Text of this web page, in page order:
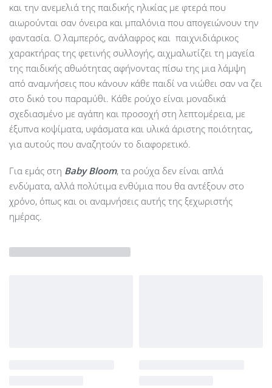
και την ανεμελιά της παιδικής ηλικίας με φτερά που
αιωρούνται σαν όνειρα και μπαλόνια που απογειώνουν την
φαντασία. Ο λαμπερός, ανάλαφρος και παιχνιδιάρικος
χαρακτήρας της φετινής συλλογής, αιχμαλωτίζει τη μαγεία
της παιδικής αθωότητας αφήνοντας πίσω της μια λάμψη
από αναμνήσεις που κάνουν κάθε παιδί να νιώθει σαν να ζει
στο δικό του παραμύθι. Κάθε ρούχο είναι μοναδικά
σχεδιασμένο με αγάπη και προσοχή στη λεπτομέρεια, με
έξυπνα κοψίματα, υφάσματα και υλικά άριστης ποιότητας,
για αυτούς που αναζητούν το διαφορετικό.
Για εμάς στη Baby Bloom, τα ρούχα δεν είναι απλά
ενδύματα, αλλά πολύτιμα ενθύμια που θα αντέξουν στο
χρόνο, όπως και οι αναμνήσεις αυτής της ξεχωριστής
ημέρας.